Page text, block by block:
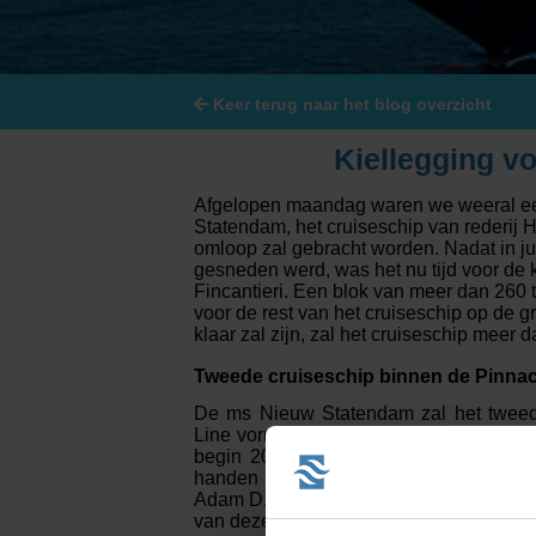
Grand Voyages & Wereldcruises
Cruises vanuit Nederland
Familiecruises
Expeditiecruises
Nieuwe cruise schepen
Single cruises
Cunard Line
Disney Cruise Line
Explora Journeys
Hapag-Lloyd Cruises
Holland America
Mein Schiff® - TUI
MSC Cruises
Keer terug naar het blog overzicht
Kiellegging
Afgelopen maandag waren we weeral
Statendam, het cruiseschip van rederij
omloop zal gebracht worden. Nadat in
gesneden werd, was het nu tijd voor
Fincantieri. Een blok van meer dan
voor de rest van het cruiseschip op de
klaar zal zijn, zal het cruiseschip meer
Tweede cruiseschip binnen de
De ms Nieuw Statendam zal het
Line vormen. Het eerste cruiseschip
begin 2016 aan haar eerste cruise
handen gedragen door de ultieme
Adam D. Tihany en architect en
van deze cruiseschepen pareltjes der